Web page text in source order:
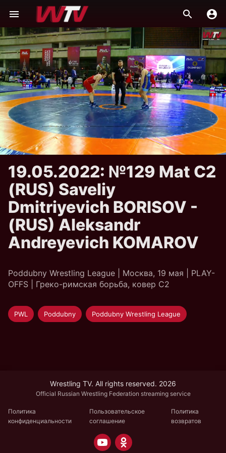
19.05.2022: №129 Mat C2
(RUS) Saveliy
Dmitriyevich BORISOV -
(RUS) Aleksandr
Andreyevich KOMAROV
Poddubny Wrestling League | Москва, 19 мая | PLAY-
OFFS | Греко-римская борьба, ковер C2
PWL Poddubny Poddubny Wrestling League
Wrestling TV. All rights reserved. 2026
Official Russian Wrestling Federation streaming service
Политика
конфиденциальности
Пользовательское
соглашение
Политика
возвратов